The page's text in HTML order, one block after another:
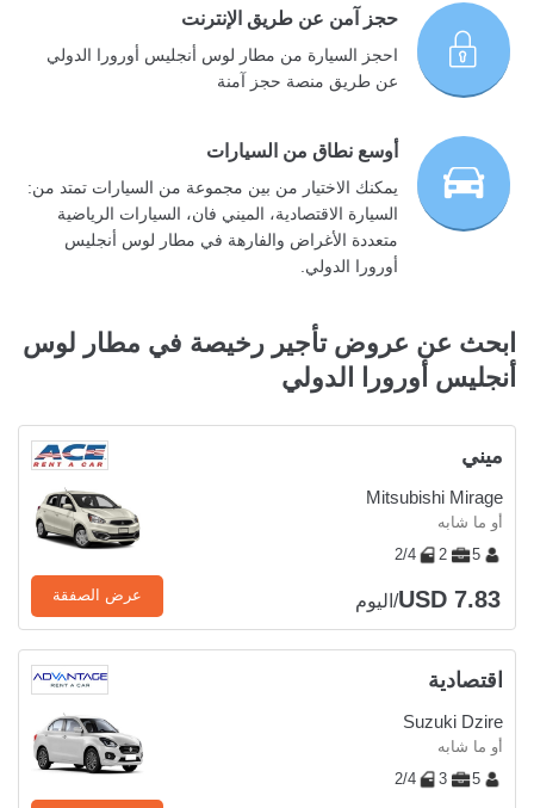
حجز آمن عن طريق الإنترنت
احجز السيارة من مطار لوس أنجليس أورورا الدولي
عن طريق منصة حجز آمنة
أوسع نطاق من السيارات
يمكنك الاختيار من بين مجموعة من السيارات تمتد من:
السيارة الاقتصادية، الميني فان، السيارات الرياضية
متعددة الأغراض والفارهة في مطار لوس أنجليس
أورورا الدولي.
ابحث عن عروض تأجير رخيصة في مطار لوس
أنجليس أورورا الدولي
ميني
Mitsubishi Mirage
أو ما شابه
5
2
2/4
USD 7.83/اليوم عرض الصفقة
اقتصادية
Suzuki Dzire
أو ما شابه
5
3
2/4